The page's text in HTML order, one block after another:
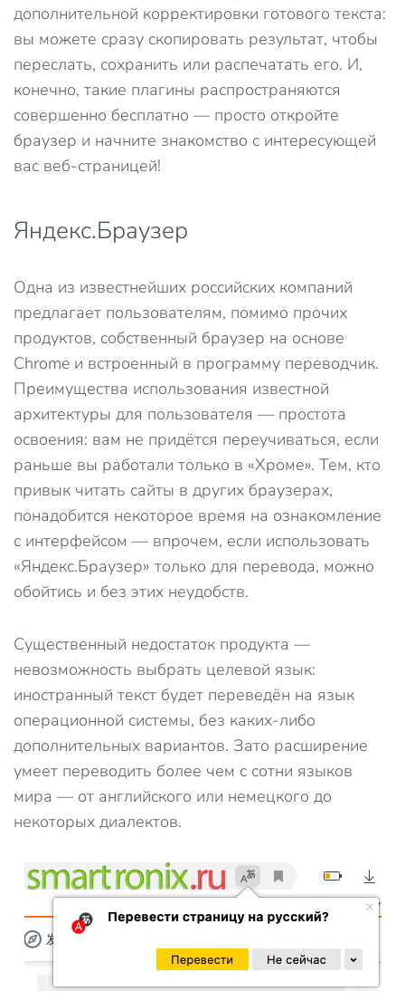
дополнительной корректировки готового текста:
вы можете сразу скопировать результат, чтобы
переслать, сохранить или распечатать его. И,
конечно, такие плагины распространяются
совершенно бесплатно — просто откройте
браузер и начните знакомство с интересующей
вас веб-страницей!
Яндекс.Браузер
Одна из известнейших российских компаний
предлагает пользователям, помимо прочих
продуктов, собственный браузер на основе
Chrome и встроенный в программу переводчик.
Преимущества использования известной
архитектуры для пользователя — простота
освоения: вам не придётся переучиваться, если
раньше вы работали только в «Хроме». Тем, кто
привык читать сайты в других браузерах,
понадобится некоторое время на ознакомление
с интерфейсом — впрочем, если использовать
«Яндекс.Браузер» только для перевода, можно
обойтись и без этих неудобств.
Существенный недостаток продукта —
невозможность выбрать целевой язык:
иностранный текст будет переведён на язык
операционной системы, без каких-либо
дополнительных вариантов. Зато расширение
умеет переводить более чем с сотни языков
мира — от английского или немецкого до
некоторых диалектов.